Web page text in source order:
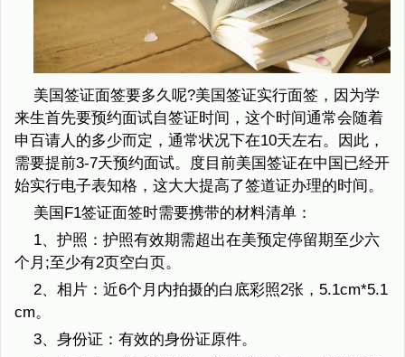
美国签证面签要多久呢?美国签证实行面签，因为学
来生首先要预约面试自签证时间，这个时间通常会随着
申百请人的多少而定，通常状况下在10天左右。因此，
需要提前3-7天预约面试。度目前美国签证在中国已经开
始实行电子表知格，这大大提高了签道证办理的时间。
美国F1签证面签时需要携带的材料清单：
1、护照：护照有效期需超出在美预定停留期至少六
个月;至少有2页空白页。
2、相片：近6个月内拍摄的白底彩照2张，5.1cm*5.1
cm。
3、身份证：有效的身份证原件。